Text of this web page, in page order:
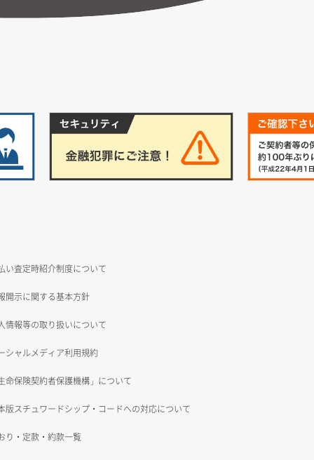
い査定時紹介制度について
開示に関する基本方針
情報等の取り扱いについて
シャルメディア利用規約
命保険契約者保護機構」について
版スチュワードシップ・コードへの対応について
り・定款・約款一覧